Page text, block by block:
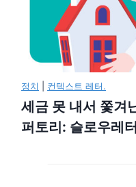
정치 컨텍스트 레터.
세금 못 내서 쫓겨
퍼토리: 슬로우레